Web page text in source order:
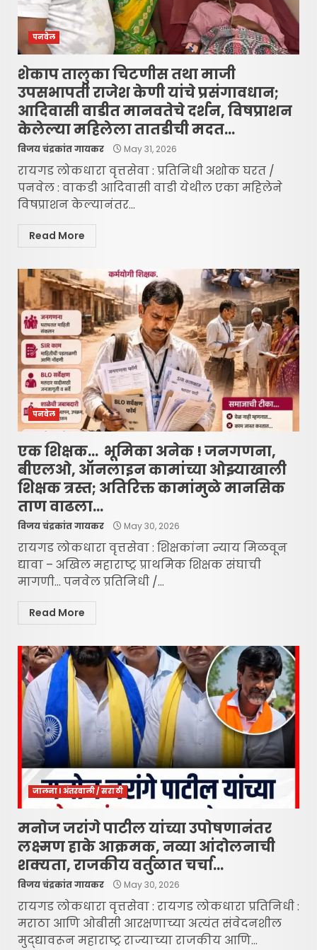
पनवेल
शेकाप तालुका चिटणीस तथा माजी
उपसभापती राजेश केणी यांचे प्रसंगावधान;
आदिवासी वाडीत मानवतेचे दर्शन, विषप्राशन
केलेल्या महिलेला तातडीची मदत…
विजय चंद्रकांत गायकर May 31, 2026
रायगड लोकधारा वृत्तसेवा : प्रतिनिधी अशोक घरत /
पनवेल : वाकडी आदिवासी वाडी येथील एका महिलेने
विषप्राशन केल्यानंतर...
Read More
पनवेल
एक शिक्षक… भूमिका अनेक ! जनगणना,
बीएलओ, ऑनलाइन कामांच्या ओझ्याखाली
शिक्षक त्रस्त; अतिरिक्त कामांमुळे मानसिक
ताण वाढला…
विजय चंद्रकांत गायकर May 30, 2026
रायगड लोकधारा वृत्तसेवा : शिक्षकांना न्याय मिळवून
द्यावा – अखिल महाराष्ट्र प्राथमिक शिक्षक संघाची
मागणी… पनवेल प्रतिनिधी /...
Read More
जालना l अंतरवाली / सराठी
मनोज जरांगे पाटील यांच्या उपोषणानंतर
लक्ष्मण हाके आक्रमक, नव्या आंदोलनाची
शक्यता, राजकीय वर्तुळात चर्चा…
विजय चंद्रकांत गायकर May 30, 2026
रायगड लोकधारा वृत्तसेवा : रायगड लोकधारा प्रतिनिधी :
​मराठा आणि ओबीसी आरक्षणाच्या अत्यंत संवेदनशील
मुद्द्यावरून महाराष्ट्र राज्याच्या राजकीय आणि...